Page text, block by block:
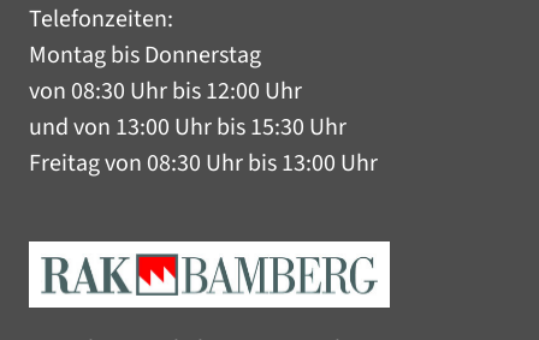
Telefonzeiten:
Montag bis Donnerstag
von 08:30 Uhr bis 12:00 Uhr
und von 13:00 Uhr bis 15:30 Uhr
Freitag von 08:30 Uhr bis 13:00 Uhr